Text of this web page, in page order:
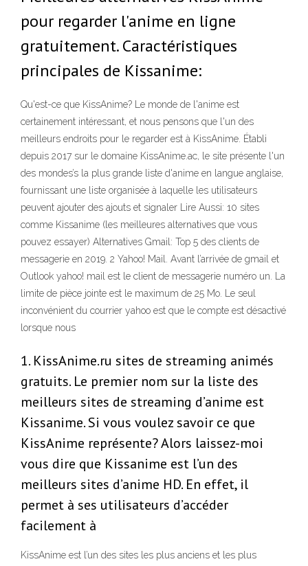
pour regarder l'anime en ligne
gratuitement. Caractéristiques
principales de Kissanime:
Qu'est-ce que KissAnime? Le monde de l'anime est
certainement intéressant, et nous pensons que l'un des
meilleurs endroits pour le regarder est à KissAnime. Établi
depuis 2017 sur le domaine KissAnime.ac, le site présente l'un
des mondes’s la plus grande liste d'anime en langue anglaise,
fournissant une liste organisée à laquelle les utilisateurs
peuvent ajouter des ajouts et signaler Lire Aussi: 10 sites
comme Kissanime (les meilleures alternatives que vous
pouvez essayer) Alternatives Gmail: Top 5 des clients de
messagerie en 2019. 2 Yahoo! Mail. Avant l’arrivée de gmail et
Outlook yahoo! mail est le client de messagerie numéro un. La
limite de pièce jointe est le maximum de 25 Mo. Le seul
inconvénient du courrier yahoo est que le compte est désactivé
lorsque nous
1. KissAnime.ru sites de streaming animés
gratuits. Le premier nom sur la liste des
meilleurs sites de streaming d’anime est
Kissanime. Si vous voulez savoir ce que
KissAnime représente? Alors laissez-moi
vous dire que Kissanime est l’un des
meilleurs sites d’anime HD. En effet, il
permet à ses utilisateurs d’accéder
facilement à
KissAnime est l’un des sites les plus anciens et les plus